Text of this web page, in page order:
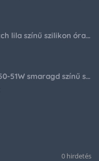
Halloween Apple Watch lila színű szilikon óraszíj
Citizen series 8 NB6050-51W smaragd színű számlappal
0 hirdetés